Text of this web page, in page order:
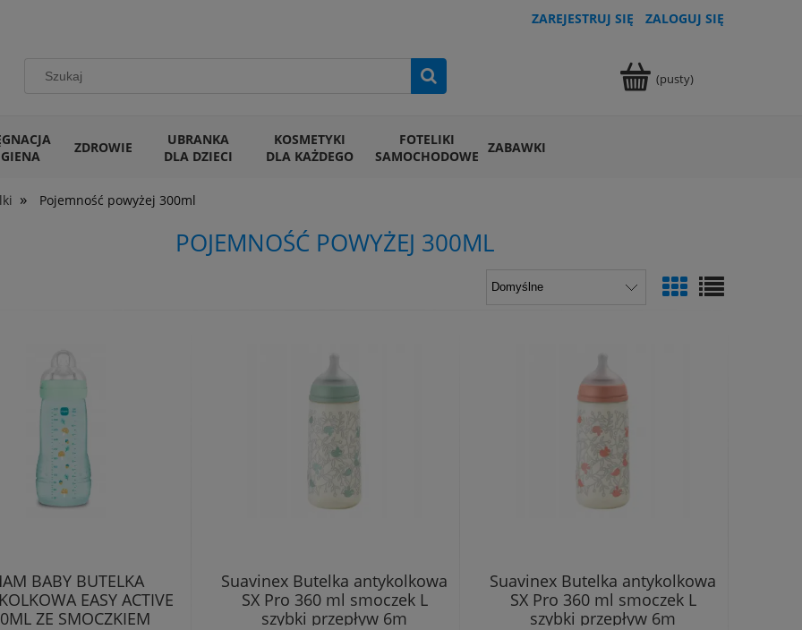
ZAREJESTRUJ SIĘ ZALOGUJ SIĘ
(pusty)
ZDROWIE
UBRANKA
DLA DZIECI
KOSMETYKI
DLA KAŻDEGO
FOTELIKI
SAMOCHODOWE ZABAWKI
» Pojemność powyżej 300ml
POJEMNOŚĆ POWYŻEJ 300ML
BABY BUTELKA
EASY ACTIVE
ZE SMOCZKIEM
Suavinex Butelka antykolkowa
SX Pro 360 ml smoczek L
szybki przepływ 6m
Suavinex Butelka antykolkowa
SX Pro 360 ml smoczek L
szybki przepływ 6m